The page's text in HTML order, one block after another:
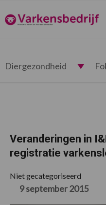
de
hoofdnavigatie
de
hoofd
de
eerste
de
voettekst
Varkensbedrijf.nl
Diergezondheid
Veranderingen in
registratie
Niet gecategoriseerd
9 september 2015